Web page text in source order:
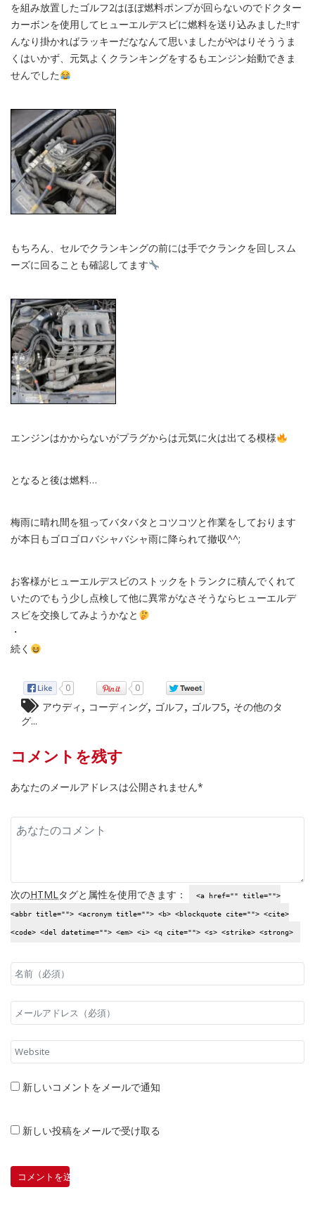
を組み放置したゴルフ2はほぼ燃料ポンプが回らないのでドクター
カーボンを使用してヒューエルデスビに燃料を送り込みました‼︎す
んなり掛かればラッキーだななんて思いましたがやはりそううま
くはいかず、元気よくクランキングをするもエンジン始動できま
せんでした
もちろん、セルでクランキングの前には手でクランクを回しスム
ーズに回ることも確認してます
エンジンはかからないがプラグからは元気に火は出てる模様
となると後は燃料…
梅雨に晴れ間を狙ってバタバタとコツコツと作業をしております
が本日もゴロゴロバシャバシャ雨に降られて撤収^^;
お客様がヒューエルデスビのストックをトランクに積んでくれて
いたのでもう少し点検して他に異常がなさそうならヒューエルデ
スビを交換してみようかなと
・
続く
0 0
アウディ コーディング ゴルフ ゴルフ5
その他のタ
グ...
コメントを残す
あなたのメールアドレスは公開されません*
次のHTML タグと属性を使用できます： <a href="" title="">
<abbr title=""> <acronym title=""> <b> <blockquote cite=""> <cite>
<code> <del datetime=""> <em> <i> <q cite=""> <s> <strike> <strong>
新しいコメントをメールで通知
新しい投稿をメールで受け取る